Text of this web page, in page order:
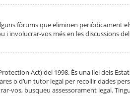
fòrums que eliminen periòdicament
i involucrar-vos més en les discussions
Act) del 1998. És una llei dels
o d’un tutor legal per recollir dades
vos, busqueu assessorament legal.